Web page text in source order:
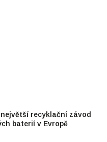
recyklační závod
baterií v Evropě